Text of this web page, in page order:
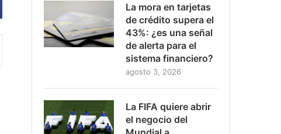
La mora en tarjetas
de crédito supera el
43%: ¿es una señal
de alerta para el
sistema financiero?
agosto 3, 2026
La FIFA quiere abrir
el negocio del